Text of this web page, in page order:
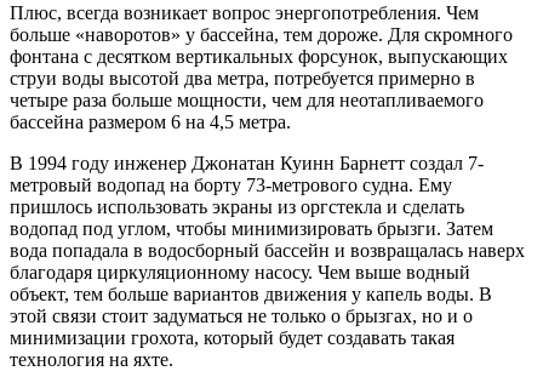
Плюс, всегда возникает вопрос энергопотребления. Чем
больше «наворотов» у бассейна, тем дороже. Для скромного
фонтана с десятком вертикальных форсунок, выпускающих
струи воды высотой два метра, потребуется примерно в
четыре раза больше мощности, чем для неотапливаемого
бассейна размером 6 на 4,5 метра.
В 1994 году инженер Джонатан Куинн Барнетт создал 7-
метровый водопад на борту 73-метрового судна. Ему
пришлось использовать экраны из оргстекла и сделать
водопад под углом, чтобы минимизировать брызги. Затем
вода попадала в водосборный бассейн и возвращалась наверх
благодаря циркуляционному насосу. Чем выше водный
объект, тем больше вариантов движения у капель воды. В
этой связи стоит задуматься не только о брызгах, но и о
минимизации грохота, который будет создавать такая
технология на яхте.